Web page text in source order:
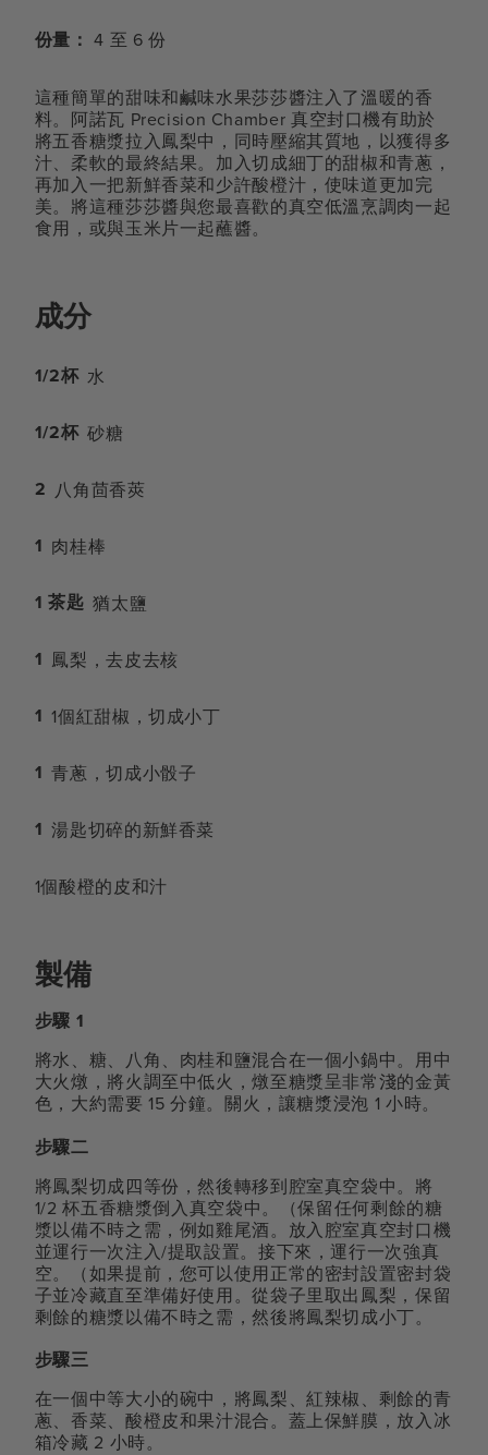
份量： 4 至 6 份
這種簡單的甜味和鹹味水果莎莎醬注入了溫暖的香
料。阿諾瓦 Precision Chamber 真空封口機有助於
將五香糖漿拉入鳳梨中，同時壓縮其質地，以獲得多
汁、柔軟的最終結果。加入切成細丁的甜椒和青蔥，
再加入一把新鮮香菜和少許酸橙汁，使味道更加完
美。將這種莎莎醬與您最喜歡的真空低溫烹調肉一起
食用，或與玉米片一起蘸醬。
成分
1/2杯 水
1/2杯 砂糖
2 八角茴香莢
1 肉桂棒
1 茶匙 猶太鹽
1 鳳梨，去皮去核
1 1個紅甜椒，切成小丁
1 青蔥，切成小骰子
1 湯匙切碎的新鮮香菜
1個酸橙的皮和汁
製備
步驟 1
將水、糖、八角、肉桂和鹽混合在一個小鍋中。用中
大火燉，將火調至中低火，燉至糖漿呈非常淺的金黃
色，大約需要 15 分鐘。關火，讓糖漿浸泡 1 小時。
步驟二
將鳳梨切成四等份，然後轉移到腔室真空袋中。將
1/2 杯五香糖漿倒入真空袋中。（保留任何剩餘的糖
漿以備不時之需，例如雞尾酒。放入腔室真空封口機
並運行一次注入/提取設置。接下來，運行一次強真
空。（如果提前，您可以使用正常的密封設置密封袋
子並冷藏直至準備好使用。從袋子里取出鳳梨，保留
剩餘的糖漿以備不時之需，然後將鳳梨切成小丁。
步驟三
在一個中等大小的碗中，將鳳梨、紅辣椒、剩餘的青
蔥、香菜、酸橙皮和果汁混合。蓋上保鮮膜，放入冰
箱冷藏 2 小時。